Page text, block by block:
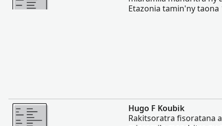
Etazonia tamin'ny taona
Misimisy kokoa
Hugo F Koubik
Rakitsoratra fisoratana